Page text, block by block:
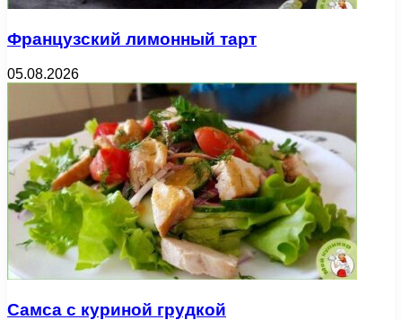
Французский лимонный тарт
05.08.2026
Самса с куриной грудкой